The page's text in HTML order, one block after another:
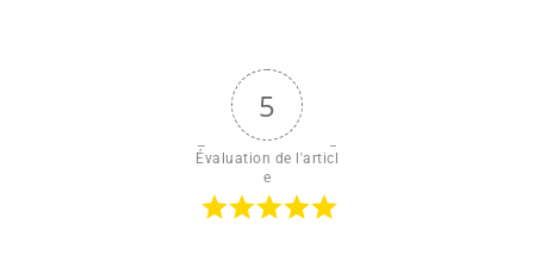
5
Évaluation de l'articl
e